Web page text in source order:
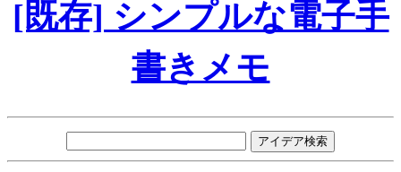
[既存] シンプルな電子手
書きメモ